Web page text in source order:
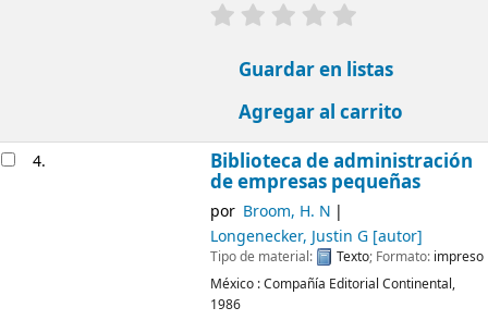
valoración
Guardar en listas
Agregar al carrito
4. Biblioteca de administración
de empresas pequeñas
por Broom, H. N
Longenecker, Justin G[autor]
Tipo de material: Texto; Formato: impreso
México :Compañía Editorial Continental,
1986